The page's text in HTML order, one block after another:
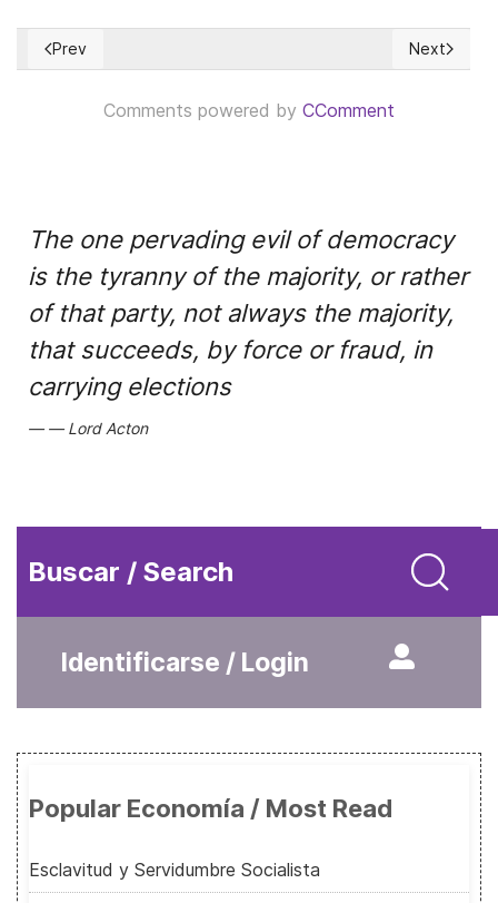
Previous article: 2012: el año con más hondureños
Prev Next
Next
Comments powered by CComment
The one pervading evil of democracy
is the tyranny of the majority, or rather
of that party, not always the majority,
that succeeds, by force or fraud, in
carrying elections
Lord Acton
Buscar / Search
Identificarse / Login
Popular Economía / Most Read
Esclavitud y Servidumbre Socialista